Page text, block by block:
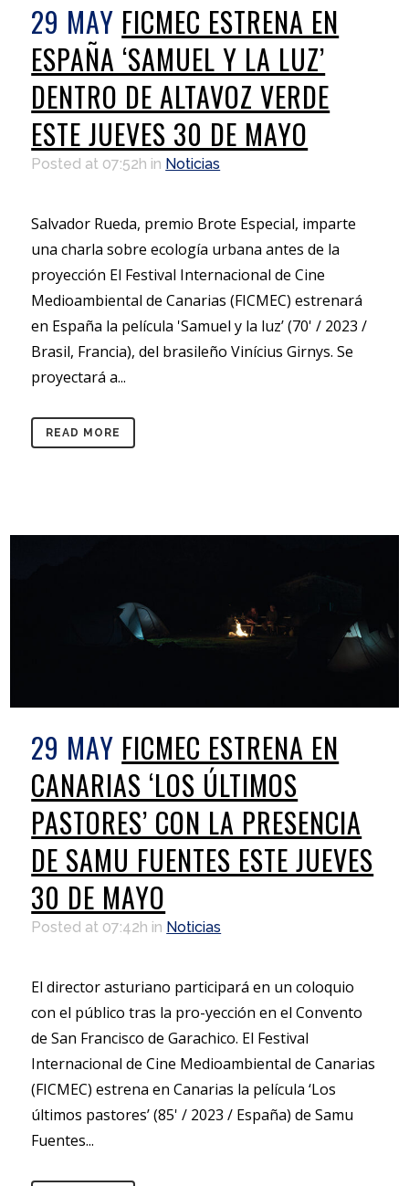
29 MAY FICMEC ESTRENA EN
ESPAÑA ‘SAMUEL Y LA LUZ’
DENTRO DE ALTAVOZ VERDE
ESTE JUEVES 30 DE MAYO
Posted at 07:52h in Noticias
Salvador Rueda, premio Brote Especial, imparte
una charla sobre ecología urbana antes de la
proyección El Festival Internacional de Cine
Medioambiental de Canarias (FICMEC) estrenará
en España la película 'Samuel y la luz’ (70' / 2023 /
Brasil, Francia), del brasileño Vinícius Girnys. Se
proyectará a...
READ MORE
29 MAY FICMEC ESTRENA EN
CANARIAS ‘LOS ÚLTIMOS
PASTORES’ CON LA PRESENCIA
DE SAMU FUENTES ESTE JUEVES
30 DE MAYO
Posted at 07:42h in Noticias
El director asturiano participará en un coloquio
con el público tras la pro-yección en el Convento
de San Francisco de Garachico. El Festival
Internacional de Cine Medioambiental de Canarias
(FICMEC) estrena en Canarias la película ‘Los
últimos pastores’ (85' / 2023 / España) de Samu
Fuentes...